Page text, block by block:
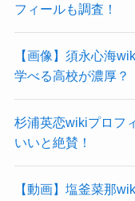
フィールも調査！
【画像】須永心海
学べる高校が濃厚？
杉浦英恋wikiプロフ
いいと絶賛！
【動画】塩釜菜那